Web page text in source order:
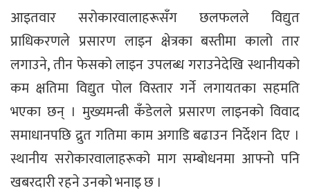
आइतवार सरोकारवालाहरूसँग छलफलले विद्युत
प्राधिकरणले प्रसारण लाइन क्षेत्रका बस्तीमा कालो तार
लगाउने, तीन फेसको लाइन उपलब्ध गराउनेदेखि स्थानीयको
कम क्षतिमा विद्युत पोल विस्तार गर्ने लगायतका सहमति
भएका छन् । मुख्यमन्त्री कँडेलले प्रसारण लाइनको विवाद
समाधानपछि द्रुत गतिमा काम अगाडि बढाउन निर्देशन दिए ।
स्थानीय सरोकारवालाहरूको माग सम्बोधनमा आफ्नो पनि
खबरदारी रहने उनको भनाइ छ ।